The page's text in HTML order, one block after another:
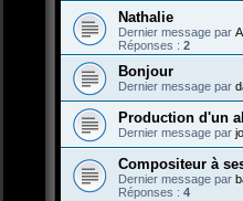
Nathalie
Dernier message par
Réponses : 2
Bonjour
Dernier message par
Production d'un
Dernier message par
Compositeur à
Dernier message par
Réponses : 4